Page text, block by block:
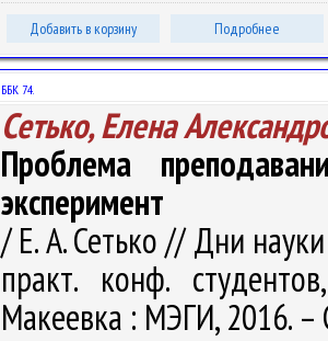
Добавить в корзину Подробнее
ББК 74.
Сетько, Елена
Проблема
эксперимент
/ Е. А. Сетько // Дни
практ. конф.
Макеевка : МЭГИ, 2016. –